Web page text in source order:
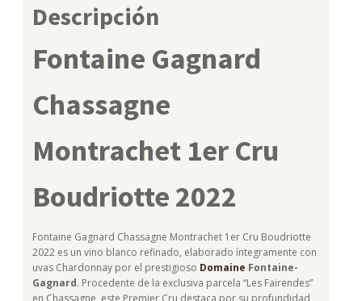
Descripción
Fontaine Gagnard
Chassagne
Montrachet 1er Cru
Boudriotte 2022
Fontaine Gagnard Chassagne Montrachet 1er Cru Boudriotte
2022 es un vino blanco refinado, elaborado íntegramente con
uvas Chardonnay por el prestigioso Domaine Fontaine-
Gagnard. Procedente de la exclusiva parcela “Les Fairendes”
en Chassagne, este Premier Cru destaca por su profundidad,